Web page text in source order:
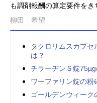
も調剤報酬の算定要件を
柳田 希望
タクロリムスカプ
は？
チラーヂンＳ錠
ワーファリン錠の粉
ゴールデンウィーク